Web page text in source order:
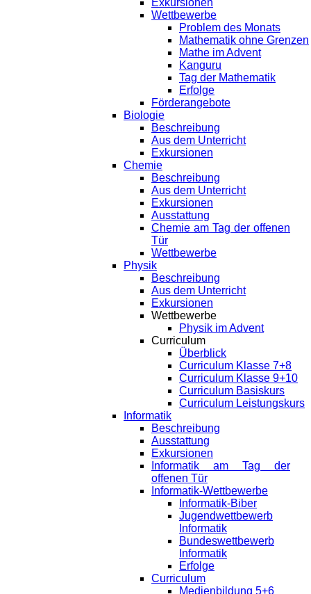
Exkursionen
Wettbewerbe
Problem des Monats
Mathematik ohne Grenzen
Mathe im Advent
Kanguru
Tag der Mathematik
Erfolge
Förderangebote
Biologie
Beschreibung
Aus dem Unterricht
Exkursionen
Chemie
Beschreibung
Aus dem Unterricht
Exkursionen
Ausstattung
Chemie am Tag der offenen
Tür
Wettbewerbe
Physik
Beschreibung
Aus dem Unterricht
Exkursionen
Wettbewerbe
Physik im Advent
Curriculum
Überblick
Curriculum Klasse 7+8
Curriculum Klasse 9+10
Curriculum Basiskurs
Curriculum Leistungskurs
Informatik
Beschreibung
Ausstattung
Exkursionen
Informatik am Tag der
offenen Tür
Informatik-Wettbewerbe
Informatik-Biber
Jugendwettbewerb
Informatik
Bundeswettbewerb
Informatik
Erfolge
Curriculum
Medienbildung 5+6